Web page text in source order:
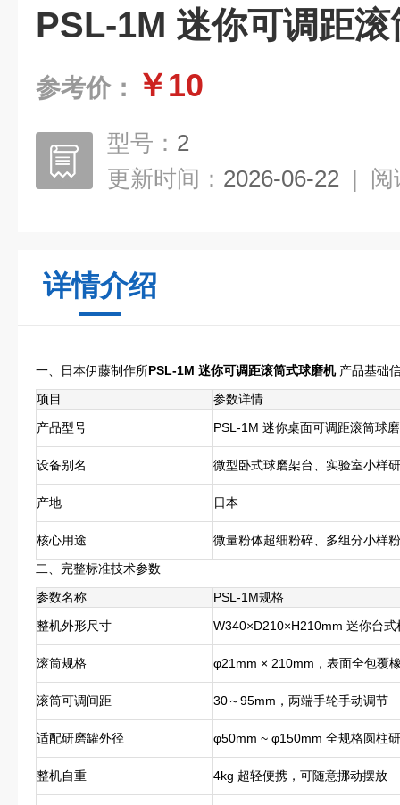
PSL-1M 迷你可调距
参考价： ￥10
型号： 2
更新时间： 2026-06-22 | 阅
详情介绍
一、日本伊藤制作所PSL-1M 迷你可调距滚筒式球磨机产品基础
项目
参数详情
产品型号
PSL-1M 迷你桌面可调距滚筒球
设备别名 微型卧式球磨架台、实验室小样
产地 日本
核心用途
微量粉体超细粉碎、多组分小样
二、完整标准技术参数
参数名称
PSL-1M规格
整机外形尺寸
W340×D210×H210mm 迷你台式
滚筒规格 φ21mm × 210mm，表面全包覆
滚筒可调间距 30～95mm，两端手轮手动调节
适配研磨罐外径 φ50mm ~ φ150mm 全规格圆柱
整机自重 4kg 超轻便携，可随意挪动摆放